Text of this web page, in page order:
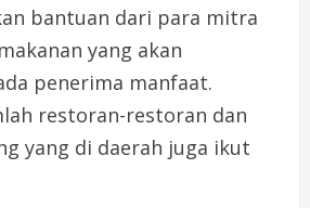
bantuan dari para mitra
yang akan
penerima manfaat.
restoran-restoran dan
yang di daerah juga ikut